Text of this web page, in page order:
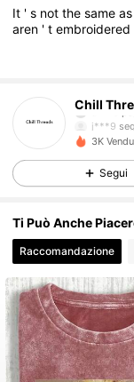
It 's notthesame
aren 'tembroidered
Chill
j***9
4.68 66
3K
Segui
Ti Può Anche
Raccomandazione